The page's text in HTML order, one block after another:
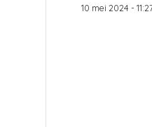
10 mei 2024 -